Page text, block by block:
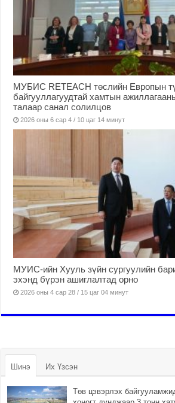
МУБИС RETEACH төслийн Европын
байгууллагуудтай хамтын
талаар санал солилцов
2026 оны 6 сар 4 / 10 цаг 14 минут
МУИС-ийн Хууль зүйн сургуулийн
эхэнд бүрэн ашиглалтад орно
2026 оны 4 сар 28 / 15 цаг 04 минут
Шинэ Их Үзсэн
Төв цэвэрлэх